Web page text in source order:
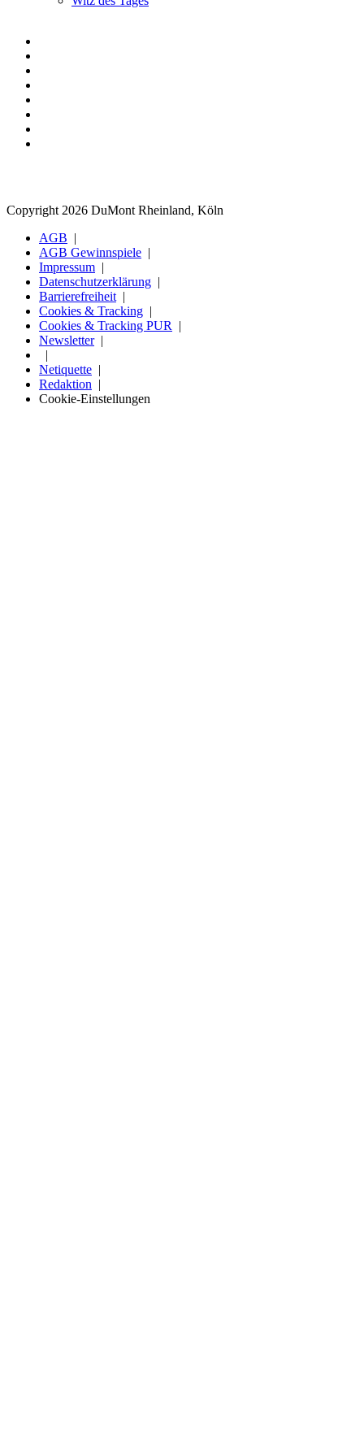
Copyright 2026 DuMont Rheinland, Köln
AGB
AGB Gewinnspiele
Impressum
Datenschutzerklärung
Barrierefreiheit
Cookies & Tracking
Cookies & Tracking PUR
Newsletter
Netiquette
Redaktion
Cookie-Einstellungen